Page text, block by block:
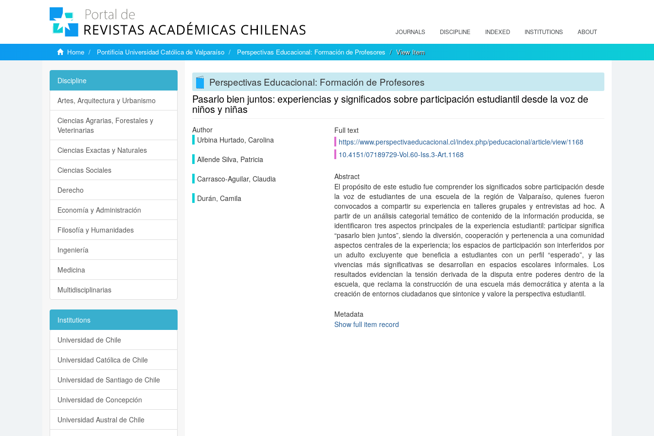
JOURNALS DISCIPLINE INDEXED INSTITUTIONS ABOUT
Home Pontificia Universidad Católica de Valparaíso Perspectivas Educacional: Formación de Profesores View Item
Perspectivas Educacional: Formación de Profesores
Pasarlo bien juntos: experiencias y significados sobre participación estudiantil desde la voz de
niños y niñas
Author
Urbina Hurtado, Carolina
Allende Silva, Patricia
Carrasco-Aguilar, Claudia
Durán, Camila
Full text
https://www.perspectivaeducacional.cl/index.php/peducacional/article/view/1168
10.4151/07189729-Vol.60-Iss.3-Art.1168
Abstract
El propósito de este estudio fue comprender los significados sobre participación desde
la voz de estudiantes de una escuela de la región de Valparaíso, quienes fueron
convocados a compartir su experiencia en talleres grupales y entrevistas ad hoc. A
partir de un análisis categorial temático de contenido de la información producida, se
identificaron tres aspectos principales de la experiencia estudiantil: participar significa
“pasarlo bien juntos”, siendo la diversión, cooperación y pertenencia a una comunidad
aspectos centrales de la experiencia; los espacios de participación son interferidos por
un adulto excluyente que beneficia a estudiantes con un perfil “esperado”, y las
vivencias más significativas se desarrollan en espacios escolares informales. Los
resultados evidencian la tensión derivada de la disputa entre poderes dentro de la
escuela, que reclama la construcción de una escuela más democrática y atenta a la
creación de entornos ciudadanos que sintonice y valore la perspectiva estudiantil.
Metadata
Show full item record
Discipline
Artes, Arquitectura y Urbanismo
Ciencias Agrarias, Forestales y
Veterinarias
Ciencias Exactas y Naturales
Ciencias Sociales
Derecho
Economía y Administración
Filosofía y Humanidades
Ingeniería
Medicina
Multidisciplinarias
Institutions
Universidad de Chile
Universidad Católica de Chile
Universidad de Santiago de Chile
Universidad de Concepción
Universidad Austral de Chile